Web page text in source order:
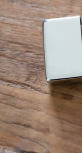
4,9 (sur la
Nos cadeaux sont
une note de 4,9
pays où nous
Carte de
Créez quelque
son prénom, votre
Sans complications,